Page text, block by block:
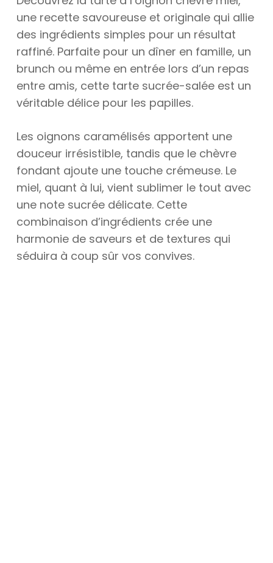
une recette savoureuse et originale qui allie
des ingrédients simples pour un résultat
raffiné. Parfaite pour un dîner en famille, un
brunch ou même en entrée lors d’un repas
entre amis, cette tarte sucrée-salée est un
véritable délice pour les papilles.
Les oignons caramélisés apportent une
douceur irrésistible, tandis que le chèvre
fondant ajoute une touche crémeuse. Le
miel, quant à lui, vient sublimer le tout avec
une note sucrée délicate. Cette
combinaison d’ingrédients crée une
harmonie de saveurs et de textures qui
séduira à coup sûr vos convives.